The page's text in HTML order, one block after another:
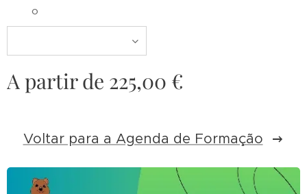
o
A partir de 225,00 €
Voltar para a Agenda de Formação